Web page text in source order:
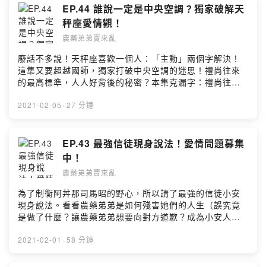
弟弟&鴨鴨老師 🦆
https://open.firstory.me/story/ckku1h2xcohx60866xilk
l0it?m=comment🧚🏻‍♂️小額贊助農藥弟弟讓我們更有動力做
好節目 🧚🏻‍♀️https://pay.firstory.me/user/nongyaodidi背
景音樂出處：Happy Life
https://www.cdbabylicensing.com/track/Mzg1OTE3ND
AtYzZiOWRj/Powered by Firstory Hosting
EP.44 誰說一定是中央空調？獨家破解天
秤座愛情觀！
農藥弟弟賣來亂
廢話不多說！天枰座喜歡一個人：「主動」兩個字解決！
這集又要超越國師，獨家打破中央空調的迷思！禮尚往來
的最高標準，人人好背後的秘密？本集克漏字：禮尚往來
答各種問題感情看是在一起前，在一起時，結婚之後，通
https://open.firstory.me/story/ckkr3q8f1agvu0898oagj
mr56?m=comment🧚🏻‍♂️小額贊助農藥弟弟讓我們更有動力
做好節目 🧚🏻‍♀️https://pay.firstory.me/user/nongyaodidi
背景音樂出處：Happy Life
https://www.cdbabylicensing.com/track/Mzg1OTE3ND
AtYzZiOWRj/飛翔鉄塔 https://dova-
s.jp/bgm/play2105.htmlPowered by Firstory Hosting
2021-02-05 · 27 分鐘
EP.43 最強信徒現身說法！愛情問題募集
中！
農藥弟弟賣來亂
為了制衡阿丼那司馬昭的野心，所以請了最強的信徒小安
現身說法。看看農藥弟弟是如何殘害她們的人生（誤究竟
是做了什麼？讓農藥弟弟想要向對方道歉？成為小安人生
募集中，請直接私訊IG。🔍IG：農藥弟弟賣來
2021-02-01 · 58 分鐘